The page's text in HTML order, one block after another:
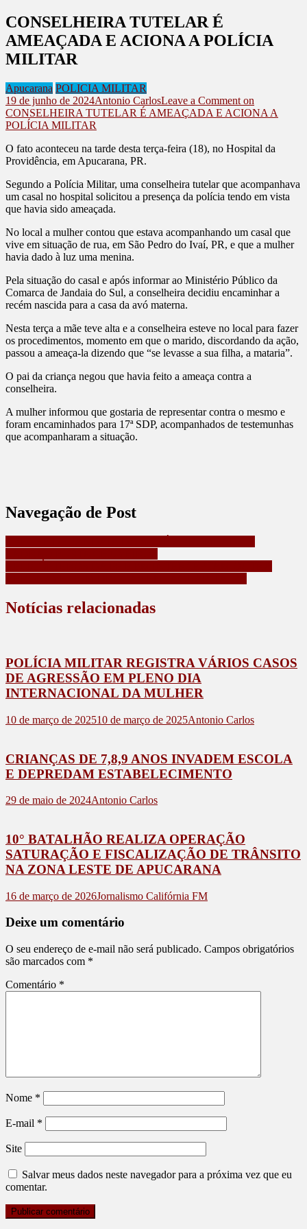
CONSELHEIRA TUTELAR É
AMEAÇADA E ACIONA A POLÍCIA
MILITAR
Apucarana POLICIA MILITAR
19 de junho de 2024Antonio CarlosLeave a Comment on
CONSELHEIRA TUTELAR É AMEAÇADA E ACIONA A
POLÍCIA MILITAR
O fato aconteceu na tarde desta terça-feira (18), no Hospital da
Providência, em Apucarana, PR.
Segundo a Polícia Militar, uma conselheira tutelar que acompanhava
um casal no hospital solicitou a presença da polícia tendo em vista
que havia sido ameaçada.
No local a mulher contou que estava acompanhando um casal que
vive em situação de rua, em São Pedro do Ivaí, PR, e que a mulher
havia dado à luz uma menina.
Pela situação do casal e após informar ao Ministério Público da
Comarca de Jandaia do Sul, a conselheira decidiu encaminhar a
recém nascida para a casa da avó materna.
Nesta terça a mãe teve alta e a conselheira esteve no local para fazer
os procedimentos, momento em que o marido, discordando da ação,
passou a ameaça-la dizendo que “se levasse a sua filha, a mataria”.
O pai da criança negou que havia feito a ameaça contra a
conselheira.
A mulher informou que gostaria de representar contra o mesmo e
foram encaminhados para 17ª SDP, acompanhados de testemunhas
que acompanharam a situação.
Navegação de Post
Notícias relacionadas
POLÍCIA MILITAR REGISTRA VÁRIOS CASOS
DE AGRESSÃO EM PLENO DIA
INTERNACIONAL DA MULHER
10 de março de 202510 de março de 2025Antonio Carlos
CRIANÇAS DE 7,8,9 ANOS INVADEM ESCOLA
E DEPREDAM ESTABELECIMENTO
29 de maio de 2024Antonio Carlos
10° BATALHÃO REALIZA OPERAÇÃO
SATURAÇÃO E FISCALIZAÇÃO DE TRÂNSITO
NA ZONA LESTE DE APUCARANA
16 de março de 2026Jornalismo Califórnia FM
Deixe um comentário
O seu endereço de e-mail não será publicado. Campos obrigatórios
são marcados com *
Comentário *
Nome *
E-mail *
Site
Salvar meus dados neste navegador para a próxima vez que eu
comentar.